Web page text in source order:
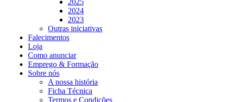
2024
2023
Outras iniciativas
Falecimentos
Loja
Como anunciar
Emprego & Formação
Sobre nós
A nossa história
Ficha Técnica
Termos e Condições